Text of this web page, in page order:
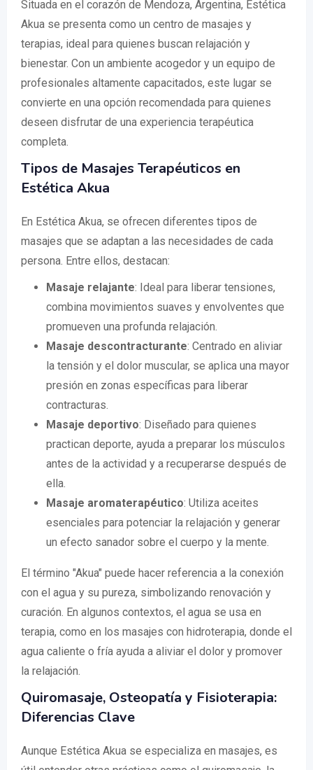
Situada en el corazón de Mendoza, Argentina, Estética
Akua se presenta como un centro de masajes y
terapias, ideal para quienes buscan relajación y
bienestar. Con un ambiente acogedor y un equipo de
profesionales altamente capacitados, este lugar se
convierte en una opción recomendada para quienes
deseen disfrutar de una experiencia terapéutica
completa.
Tipos de Masajes Terapéuticos en
Estética Akua
En Estética Akua, se ofrecen diferentes tipos de
masajes que se adaptan a las necesidades de cada
persona. Entre ellos, destacan:
Masaje relajante: Ideal para liberar tensiones,
combina movimientos suaves y envolventes que
promueven una profunda relajación.
Masaje descontracturante: Centrado en aliviar
la tensión y el dolor muscular, se aplica una mayor
presión en zonas específicas para liberar
contracturas.
Masaje deportivo: Diseñado para quienes
practican deporte, ayuda a preparar los músculos
antes de la actividad y a recuperarse después de
ella.
Masaje aromaterapéutico: Utiliza aceites
esenciales para potenciar la relajación y generar
un efecto sanador sobre el cuerpo y la mente.
El término "Akua" puede hacer referencia a la conexión
con el agua y su pureza, simbolizando renovación y
curación. En algunos contextos, el agua se usa en
terapia, como en los masajes con hidroterapia, donde el
agua caliente o fría ayuda a aliviar el dolor y promover
la relajación.
Quiromasaje, Osteopatía y Fisioterapia:
Diferencias Clave
Aunque Estética Akua se especializa en masajes, es